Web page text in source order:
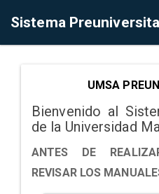
Sistema
UMSA
Bienvenido al
de la Universidad
ANTES DE
REVISAR LOS